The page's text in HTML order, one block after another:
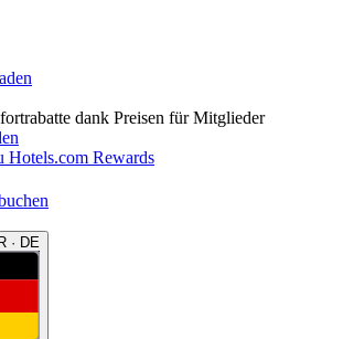
dank Preisen für Mitglieder
Hotels.com Rewards
· DE